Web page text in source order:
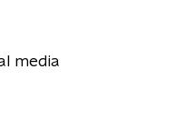
media